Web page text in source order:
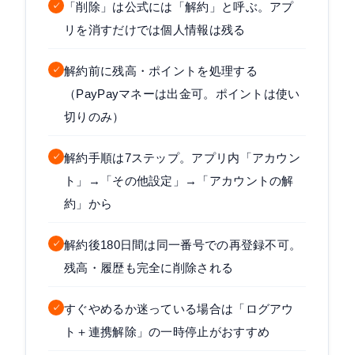
✓
「削除」は公式には「解約」と呼ぶ。アプ
リを消すだけでは個人情報は残る
✓ 解約前に残高・ポイントを処理する
（PayPayマネーは出金可。ポイントは使い
切りのみ）
✓ 解約手順は7ステップ。アプリ内「アカウン
ト」→「その他設定」→「アカウントの解
約」から
✓ 解約後180日間は同一番号での再登録不可。
残高・履歴も完全に削除される
✓ すぐやめるか迷っている場合は「ログアウ
ト＋連携解除」の一時停止がおすすめ